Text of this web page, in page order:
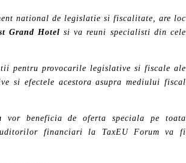
national de legislatie si fiscalitate, are loc
Grand Hotel si va reuni specialisti din cele
pentru provocarile legislative si fiscale ale
si efectele acestora asupra mediului fiscal
vor beneficia de oferta speciala pe toata
financiari la TaxEU Forum va fi